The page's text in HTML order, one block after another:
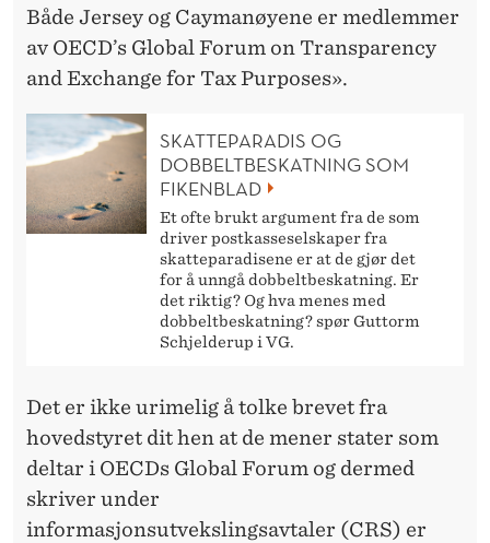
Både Jersey og Caymanøyene er medlemmer
av OECD’s Global Forum on Transparency
and Exchange for Tax Purposes».
SKATTEPARADIS OG
DOBBELTBESKATNING SOM
FIKENBLAD
Et ofte brukt argument fra de som
driver postkasseselskaper fra
skatteparadisene er at de gjør det
for å unngå dobbeltbeskatning. Er
det riktig? Og hva menes med
dobbeltbeskatning? spør Guttorm
Schjelderup i VG.
Det er ikke urimelig å tolke brevet fra
hovedstyret dit hen at de mener stater som
deltar i OECDs Global Forum og dermed
skriver under
informasjonsutvekslingsavtaler (CRS) er